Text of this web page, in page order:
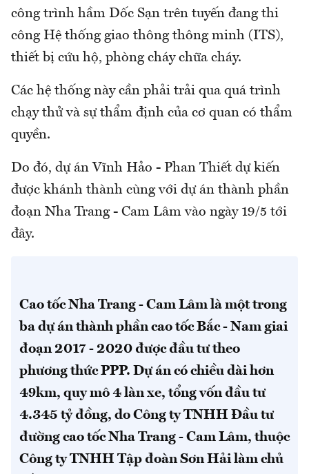
công trình hầm Dốc Sạn trên tuyến đang thi
công Hệ thống giao thông thông minh (ITS),
thiết bị cứu hộ, phòng cháy chữa cháy.
Các hệ thống này cần phải trải qua quá trình
chạy thử và sự thẩm định của cơ quan có thẩm
quyền.
Do đó, dự án Vĩnh Hảo - Phan Thiết dự kiến
được khánh thành cùng với dự án thành phần
đoạn Nha Trang - Cam Lâm vào ngày 19/5 tới
đây.
Cao tốc Nha Trang - Cam Lâm là một trong
ba dự án thành phần cao tốc Bắc - Nam giai
đoạn 2017 - 2020 được đầu tư theo
phương thức PPP. Dự án có chiều dài hơn
49km, quy mô 4 làn xe, tổng vốn đầu tư
4.345 tỷ đồng, do Công ty TNHH Đầu tư
đường cao tốc Nha Trang - Cam Lâm, thuộc
Công ty TNHH Tập đoàn Sơn Hải làm chủ